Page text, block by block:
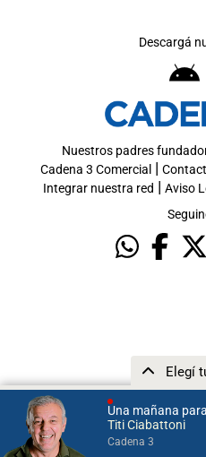
Una mañana
Titi Ciabattoni
Cadena 3
Elegí
Descargá
Nuestros padres
Cadena 3 Comercial |
Integrar nuestra red | Aviso